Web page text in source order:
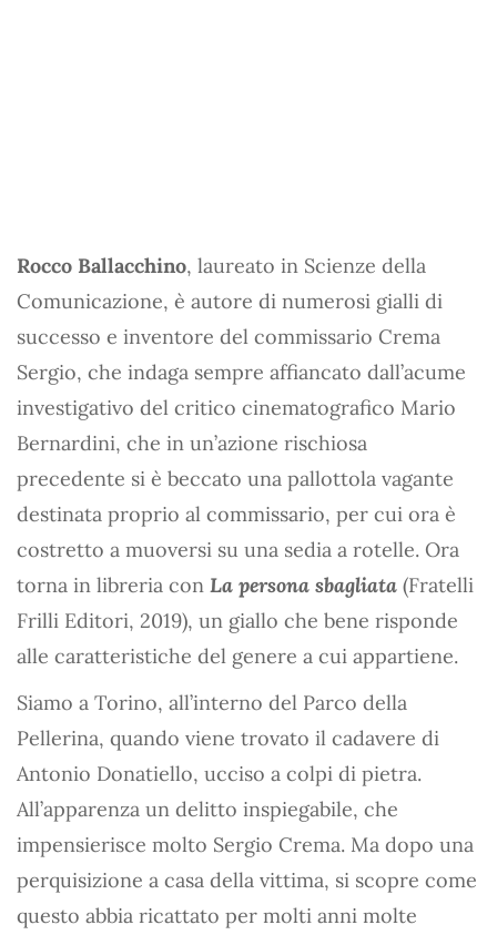
Rocco Ballacchino, laureato in Scienze della
Comunicazione, è autore di numerosi gialli di
successo e inventore del commissario Crema
Sergio, che indaga sempre affiancato dall’acume
investigativo del critico cinematografico Mario
Bernardini, che in un’azione rischiosa
precedente si è beccato una pallottola vagante
destinata proprio al commissario, per cui ora è
costretto a muoversi su una sedia a rotelle. Ora
torna in libreria con La persona sbagliata (Fratelli
Frilli Editori, 2019), un giallo che bene risponde
alle caratteristiche del genere a cui appartiene.
Siamo a Torino, all’interno del Parco della
Pellerina, quando viene trovato il cadavere di
Antonio Donatiello, ucciso a colpi di pietra.
All’apparenza un delitto inspiegabile, che
impensierisce molto Sergio Crema. Ma dopo una
perquisizione a casa della vittima, si scopre come
questo abbia ricattato per molti anni molte